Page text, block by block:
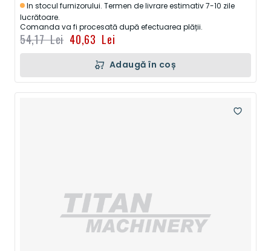
In stocul furnizorului. Termen de livrare estimativ 7-10 zile
lucrătoare.
Comanda va fi procesată după efectuarea plății.
40,63 Lei
54,17 Lei
Adaugă în coș